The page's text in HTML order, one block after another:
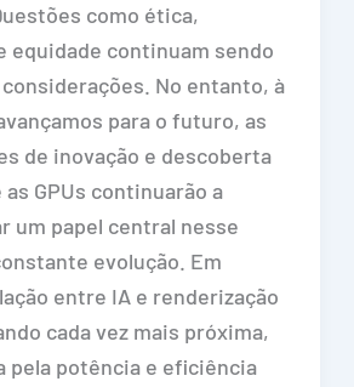
como ética,
equidade continuam sendo
No entanto, à
para o futuro, as
de inovação e descoberta
GPUs continuarão a
um papel central nesse
evolução. Em
entre IA e renderização
cada vez mais próxima,
pela potência e eficiência